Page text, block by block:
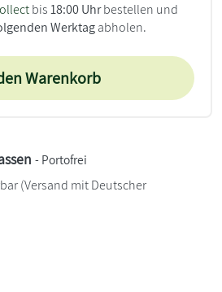
bis18:00 Uhrbestellen und
Werktagabholen.
Warenkorb
- Portofrei
(Versand mit Deutscher